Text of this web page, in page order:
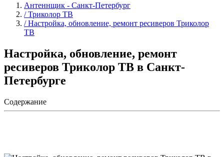
Антеннщик - Санкт-Петербург
/ Триколор ТВ
/ Настройка, обновление, ремонт ресиверов Триколор
ТВ
Настройка, обновление, ремонт
ресиверов Триколор ТВ в Санкт-
Петербурге
Содержание